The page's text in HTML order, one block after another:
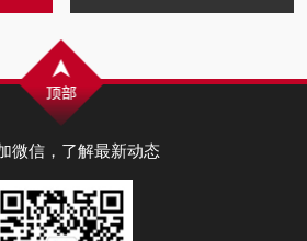
微信，了解最新动态